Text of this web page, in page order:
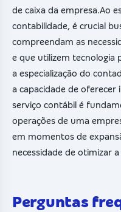
de caixa da empresa.Ao
contabilidade, é crucial
compreendam as
e que utilizem tecnologia
a especialização do
a capacidade de
serviço contábil é
operações de uma
em momentos de
necessidade de otimizar
Perguntas